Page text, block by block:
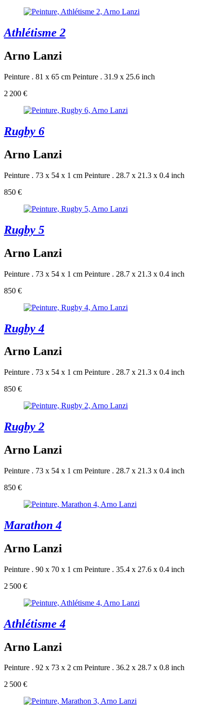
Athlétisme 2
Arno Lanzi
Peinture . 81 x 65 cm Peinture . 31.9 x 25.6 inch
2 200 €
Rugby 6
Arno Lanzi
Peinture . 73 x 54 x 1 cm Peinture . 28.7 x 21.3 x 0.4 inch
850 €
Rugby 5
Arno Lanzi
Peinture . 73 x 54 x 1 cm Peinture . 28.7 x 21.3 x 0.4 inch
850 €
Rugby 4
Arno Lanzi
Peinture . 73 x 54 x 1 cm Peinture . 28.7 x 21.3 x 0.4 inch
850 €
Rugby 2
Arno Lanzi
Peinture . 73 x 54 x 1 cm Peinture . 28.7 x 21.3 x 0.4 inch
850 €
Marathon 4
Arno Lanzi
Peinture . 90 x 70 x 1 cm Peinture . 35.4 x 27.6 x 0.4 inch
2 500 €
Athlétisme 4
Arno Lanzi
Peinture . 92 x 73 x 2 cm Peinture . 36.2 x 28.7 x 0.8 inch
2 500 €